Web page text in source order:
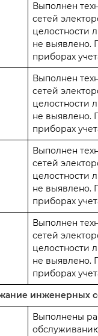
Выполнен
сетей
целостности
не выявлено.
приборах
Выполнен
сетей
целостности
не выявлено.
приборах
Выполнен
сетей
целостности
не выявлено.
приборах
Выполнен
сетей
целостности
не выявлено.
приборах
инженерных
Выполнены